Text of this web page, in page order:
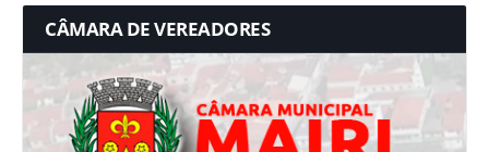
CÂMARA DE VEREADORES